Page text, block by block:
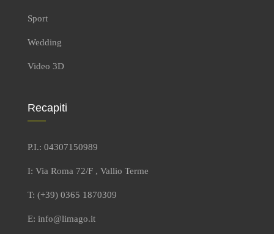
Sport
Wedding
Video 3D
Recapiti
P.I.: 04307150989
I: Via Roma 72/F , Vallio Terme
T: (+39) 0365 1870309
E: info@limago.it